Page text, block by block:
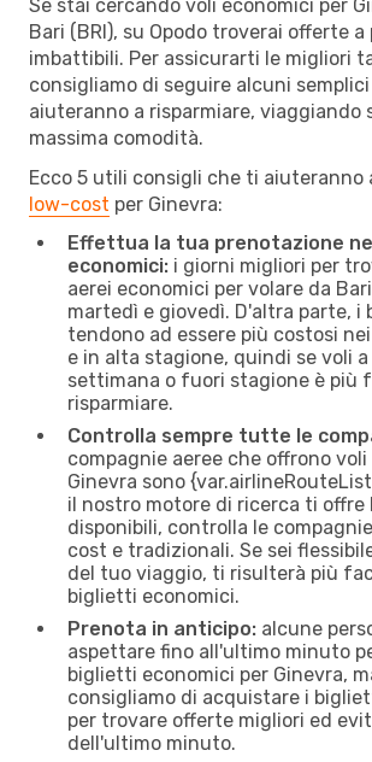
Se stai cercando voli economici per
Bari (BRI), su Opodo troverai offerte a
imbattibili. Per assicurarti le migliori
consigliamo di seguire alcuni
aiuteranno a risparmiare, viaggiando
massima comodità.
Ecco 5 utili consigli che ti aiuteranno
low-cost per Ginevra:
Effettua la tua prenotazione
economici: i giorni migliori per
aerei economici per volare da
martedì e giovedì. D'altra parte, i
tendono ad essere più costosi
e in alta stagione, quindi se voli
settimana o fuori stagione è più
risparmiare.
Controlla sempre tutte le
compagnie aeree che offrono voli
Ginevra sono
il nostro motore di ricerca ti offre
disponibili, controlla le
cost e tradizionali. Se sei
del tuo viaggio, ti risulterà più
biglietti economici.
Prenota in anticipo: alcune
aspettare fino all'ultimo minuto
biglietti economici per Ginevra,
consigliamo di acquistare i
per trovare offerte migliori ed
dell'ultimo minuto.